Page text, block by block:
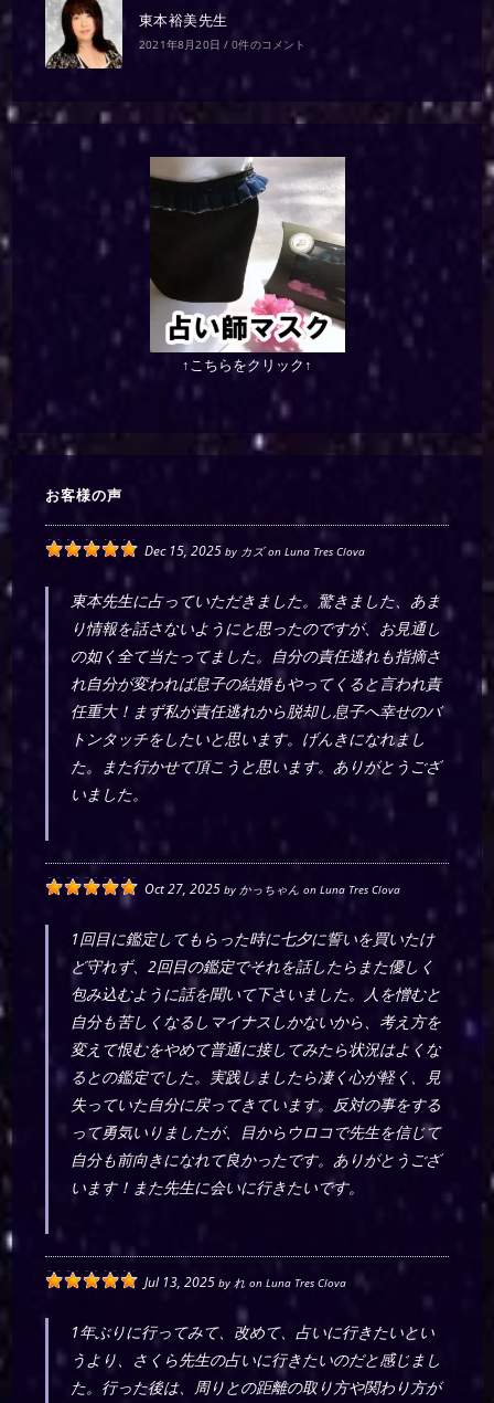
東本裕美先生
2021年8月20日 / 0件のコメント
↑こちらをクリック↑
お客様の声
Dec 15, 2025 by カズonLuna Tres Clova
東本先生に占っていただきました。驚きました、あま
り情報を話さないようにと思ったのですが、お見通し
の如く全て当たってました。自分の責任逃れも指摘さ
れ自分が変われば息子の結婚もやってくると言われ責
任重大！まず私が責任逃れから脱却し息子へ幸せのバ
トンタッチをしたいと思います。げんきになれまし
た。また行かせて頂こうと思います。ありがとうござ
いました。
Oct 27, 2025 by かっちゃん onLuna Tres Clova
1回目に鑑定してもらった時に七夕に誓いを買いたけ
ど守れず、2回目の鑑定でそれを話したらまた優しく
包み込むように話を聞いて下さいました。人を憎むと
自分も苦しくなるしマイナスしかないから、考え方を
変えて恨むをやめて普通に接してみたら状況はよくな
るとの鑑定でした。実践しましたら凄く心が軽く、見
失っていた自分に戻ってきています。反対の事をする
って勇気いりましたが、目からウロコで先生を信じて
自分も前向きになれて良かったです。ありがとうござ
います！また先生に会いに行きたいです。
Jul 13, 2025 byれ onLuna Tres Clova
1年ぶりに行ってみて、改めて、占いに行きたいとい
うより、さくら先生の占いに行きたいのだと感じまし
た。行った後は、周りとの距離の取り方や関わり方が